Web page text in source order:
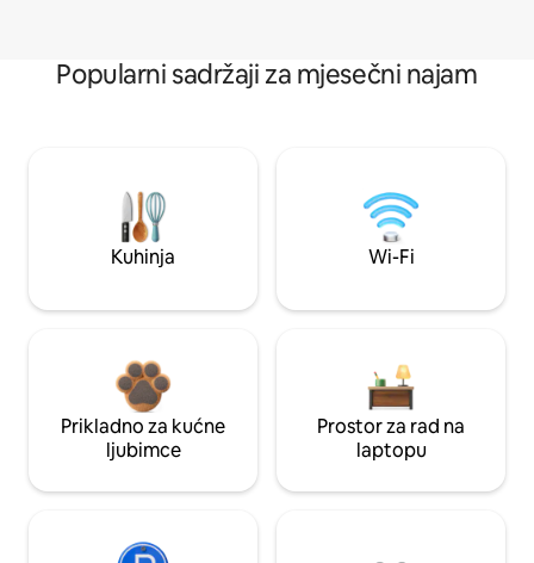
Popularni sadržaji za mjesečni najam
Kuhinja Wi-Fi
Prikladno za kućne
ljubimce
Prostor za rad na
laptopu